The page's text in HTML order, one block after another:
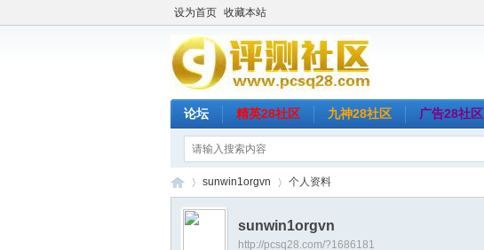
设为首页 收藏本站
论坛 精英28社区 九神28社区 广告28社区
sunwin1orgvn 个人资料
sunwin1orgvn
http://pcsq28.com/?1686181